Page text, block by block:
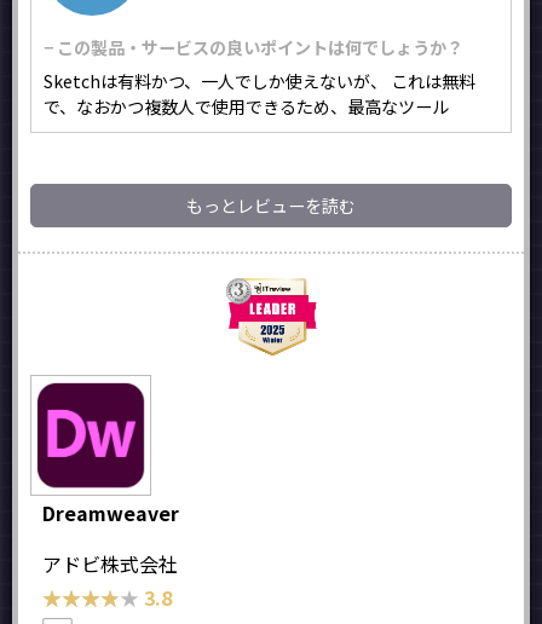
− この製品・サービスの良いポイントは何でしょうか？
Sketchは有料かつ、一人でしか使えないが、 これは無料
で、なおかつ複数人で使用できるため、最高なツール
もっとレビューを読む
Dreamweaver
アドビ株式会社
★★★★★
★★★★★ 3.8